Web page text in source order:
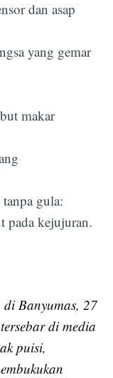
dan asap
yang gemar
makar
gula:
pada kejujuran.
Banyumas, 27
di media
puisi,